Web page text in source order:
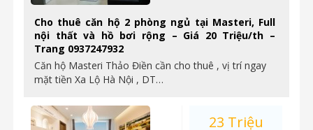
Cho thuê căn hộ 2 phòng ngủ tại Masteri, Full
nội thất và hồ bơi rộng – Giá 20 Triệu/th –
Trang 0937247932
Căn hộ Masteri Thảo Điền cần cho thuê , vị trí ngay
mặt tiền Xa Lộ Hà Nội , DT…
23 Triệu